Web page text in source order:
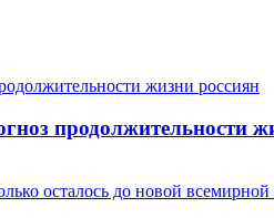
продолжительности